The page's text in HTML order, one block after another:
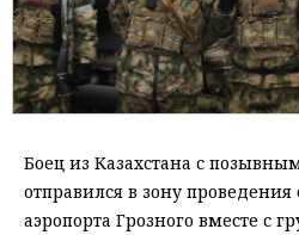
Боец из Казахстана с
отправился в зону
аэропорта Грозного вместе с